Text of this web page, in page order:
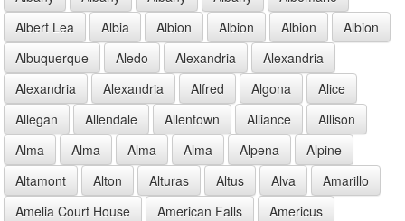
Albert Lea
Albia Albion Albion Albion
Albion
Albuquerque
Aledo Alexandria
Alexandria
Alexandria
Alexandria Alfred Algona
Alice
Allegan
Allendale Allentown Alliance
Allison
Alma
Alma Alma Alma Alpena
Alpine
Altamont
Alton Alturas Altus Alva
Amarillo
Amelia Court House
American Falls
Americus